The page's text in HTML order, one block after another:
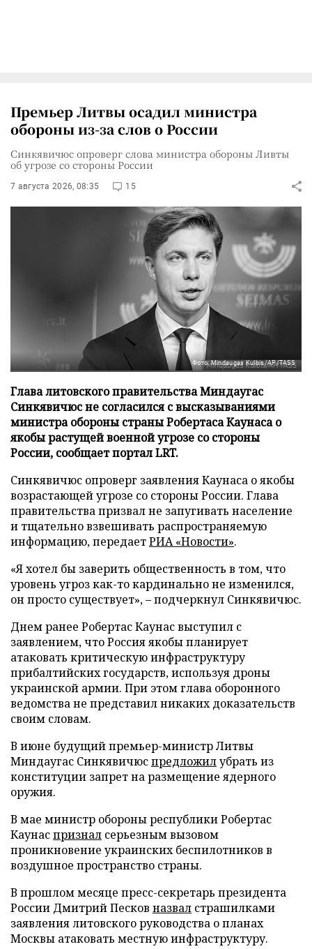
Премьер Литвы осадил министра
обороны из-за слов о России
Синкявичюс опроверг слова министра обороны Ливты
об угрозе со стороны России
7 августа 2026, 08:35 15
Фото: Mindaugas Kulbis/AP/TASS
Глава литовского правительства Миндаугас
Синкявичюс не согласился с высказываниями
министра обороны страны Робертаса Каунаса о
якобы растущей военной угрозе со стороны
России, сообщает портал LRT.
Синкявичюс опроверг заявления Каунаса о якобы
возрастающей угрозе со стороны России. Глава
правительства призвал не запугивать население
и тщательно взвешивать распространяемую
информацию, передаетРИА «Новости».
«Я хотел бы заверить общественность в том, что
уровень угроз как-то кардинально не изменился,
он просто существует», – подчеркнул Синкявичюс.
Днем ранее Робертас Каунас выступил с
заявлением, что Россия якобы планирует
атаковать критическую инфраструктуру
прибалтийских государств, используя дроны
украинской армии. При этом глава оборонного
ведомства не представил никаких доказательств
своим словам.
В июне будущий премьер-министр Литвы
Миндаугас Синкявичюспредложилубрать из
конституции запрет на размещение ядерного
оружия.
В мае министр обороны республики Робертас
Каунаспризнал серьезным вызовом
проникновение украинских беспилотников в
воздушное пространство страны.
В прошлом месяце пресс-секретарь президента
России Дмитрий Песков назвал страшилками
заявления литовского руководства о планах
Москвы атаковать местную инфраструктуру.